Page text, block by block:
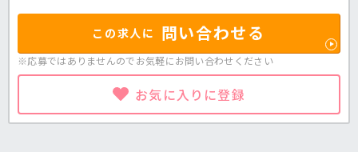
この求人に 問い合わせる
※応募ではありませんのでお気軽にお問い合わせください
お気に入りに登録